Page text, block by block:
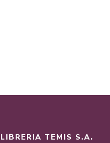
LIBRERIA TEMIS S.A.